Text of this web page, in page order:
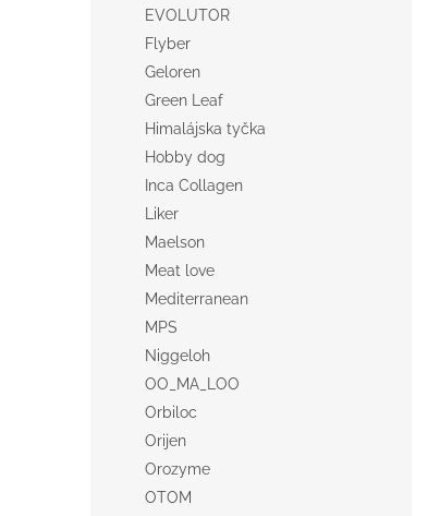
EVOLUTOR
Flyber
Geloren
Green Leaf
Himalájska tyčka
Hobby dog
Inca Collagen
Liker
Maelson
Meat love
Mediterranean
MPS
Niggeloh
OO_MA_LOO
Orbiloc
Orijen
Orozyme
OTOM